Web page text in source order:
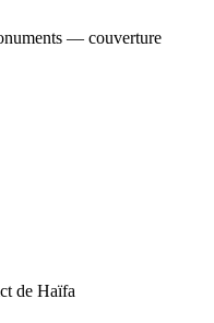
— couverture
de Haïfa